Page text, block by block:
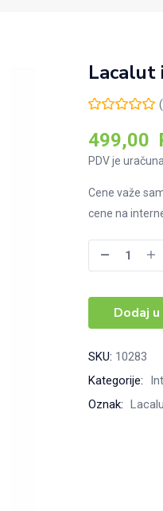
Lacalut
(
499,00
PDV je
Cene važe
cene na
interdentalna
(L),
5kom
količina
Dodaj
SKU: 10283
Kategorije:
Oznak: